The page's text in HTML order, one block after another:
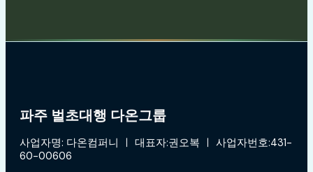
파주 벌초대행 다온그룹
사업자명: 다온컴퍼니 ㅣ 대표자:권오복 ㅣ 사업자번호:431-
60-00606